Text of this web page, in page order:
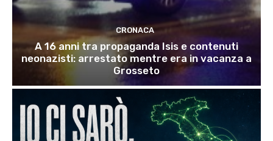
CRONACA
A 16 anni tra propaganda Isis e contenuti
neonazisti: arrestato mentre era in vacanza a
Grosseto